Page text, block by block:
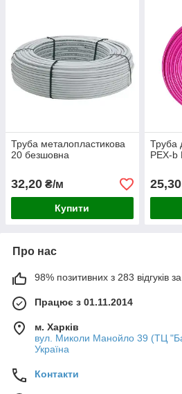
Труба металопластикова
20 безшовна
32,20 ₴/м
Купити
Труба
PEX-b
25,30
Про нас
98% позитивних з 283 відгуків за
Працює з 01.11.2014
м. Харків
вул. Миколи Манойло 39 (ТЦ
Україна
Контакти